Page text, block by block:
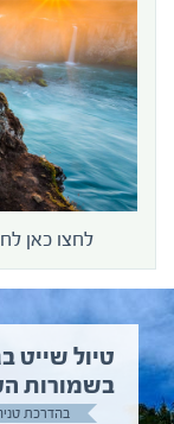
לחצו כאן
טיול שייט
בשמורות
בהדרכת